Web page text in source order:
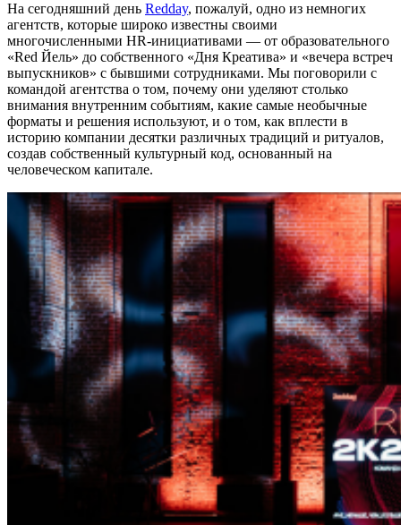
На сегодняшний день Redday, пожалуй, одно из немногих
агентств, которые широко известны своими
многочисленными HR-инициативами — от образовательного
«Red Йель» до собственного «Дня Креатива» и «вечера встреч
выпускников» с бывшими сотрудниками. Мы поговорили с
командой агентства о том, почему они уделяют столько
внимания внутренним событиям, какие самые необычные
форматы и решения используют, и о том, как вплести в
историю компании десятки различных традиций и ритуалов,
создав собственный культурный код, основанный на
человеческом капитале.